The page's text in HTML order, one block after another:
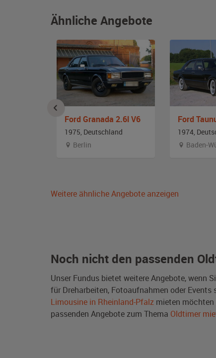
Ähnliche Angebote
Ford Granada 2.6l V6
1975, Deutschland
Berlin
Ford
1974,
Baden-
Weitere ähnliche Angebote anzeigen
Noch nicht den passenden
Unser Fundus bietet weitere Angebote, wenn
für Dreharbeiten, Fotoaufnahmen oder
Limousine in Rheinland-Pfalz mieten
passenden Angebote zum Thema Oldtimer